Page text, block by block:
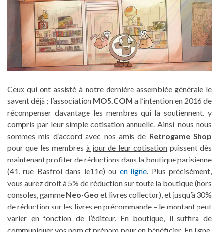
Ceux qui ont assisté à notre dernière assemblée générale le
savent déjà ; l’association MO5.COM a l’intention en 2016 de
récompenser davantage les membres qui la soutiennent, y
compris par leur simple cotisation annuelle. Ainsi, nous nous
sommes mis d’accord avec nos amis de Retrogame Shop
pour que les membres à jour de leur cotisation puissent dès
maintenant profiter de réductions dans la boutique parisienne
(41, rue Basfroi dans le11e) ou en ligne. Plus précisément,
vous aurez droit à 5% de réduction sur toute la boutique (hors
consoles, gamme Neo·Geo et livres collector), et jusqu’à 30%
de réduction sur les livres en précommande – le montant peut
varier en fonction de l’éditeur. En boutique, il suffira de
communiquer vos nom et prénom pour en bénéficier. En ligne,